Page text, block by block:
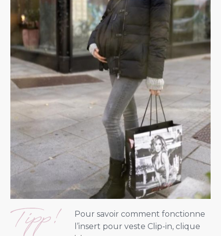
Pour savoir comment fonctionne
l’insert pour veste Clip-in, clique